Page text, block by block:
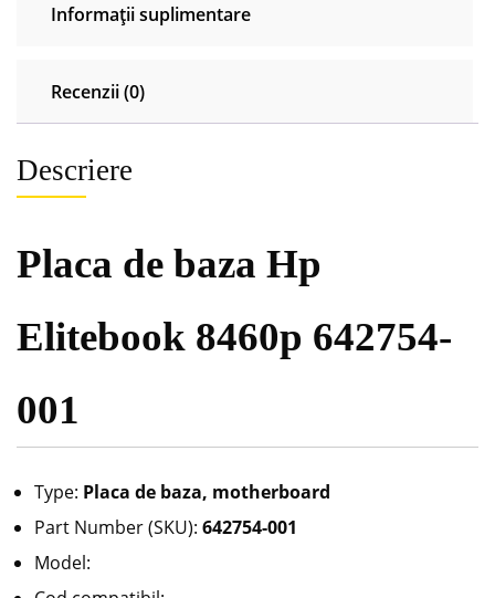
Informații suplimentare
Recenzii (0)
Descriere
Placa de baza Hp
Elitebook 8460p 642754-
001
Type: Placa de baza, motherboard
Part Number (SKU): 642754-001
Model: